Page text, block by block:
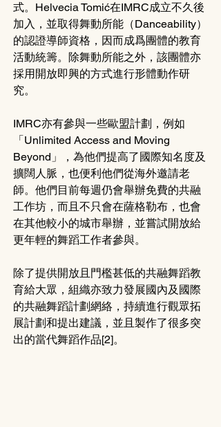
式。Helvecia Tomić在IMRC成立不久後
加入，並取得舞動所能（Danceability）
的認證導師資格，因而成爲團體的教育
活動統籌。除舞動所能之外，該團體亦
採用開放即興的方式進行形體動作研
究。
IMRC亦有參與一些歐盟計劃，例如
「Unlimited Access and Moving
Beyond」，為他們提高了國際知名度及
擴闊人脈，也便利他們從海外邀請老
師。他們目前每週仍會舉辦免費的共融
工作坊，而且不只會在薩格勒布，也會
在其他較小的城市舉辦，並嘗試開放給
更年輕的舞蹈工作者參與。
除了提供開放且門檻甚低的共融舞蹈教
育給大眾，組織亦致力發展國內及國際
的共融舞蹈計劃網絡，持續進行觀眾拓
展計劃和提出建議，並且製作了很多突
出的當代舞蹈作品[2]。